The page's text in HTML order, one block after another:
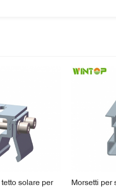
solare per
Morsetti per